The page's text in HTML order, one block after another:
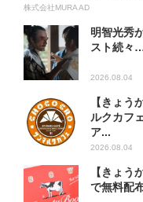
方...
株式会社MURA AD
明智光秀
スト続々
2026.08.04
【きょ
ルクカフ
ア...
2026.08.04
【きょう
で無料配